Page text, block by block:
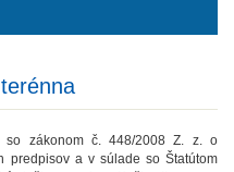
so zákonom č. 448/2008 Z. z. o
predpisov a v súlade so Štatútom